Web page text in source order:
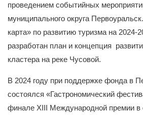
проведением событийных
муниципального округа
карта» по развитию туризма на 2024-
разработан план и концепция
кластера на реке Чусовой.
В 2024 году при поддержке фонда в
состоялся «Гастрономический
финале XIII Международной премии в